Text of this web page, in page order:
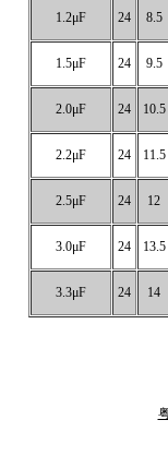
1.2μF 24 8.5
1.5μF 24 9.5
2.0μF 24 10.5
2.2μF 24 11.5
2.5μF 24 12
3.0μF 24 13.5
3.3μF 24 14